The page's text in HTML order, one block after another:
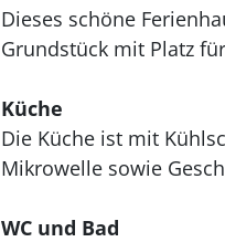
Dieses schöne
Grundstück mit Platz
Küche
Die Küche ist mit Kühlschrank ausgestattet. Außerdem gibt es 4 Induktions-Kochzonen, Umluftofen,
Mikrowelle sowie
WC und Bad